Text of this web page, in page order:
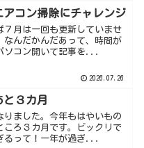
アコン掃除にチャレンジ
７月は一回も更新していませ
なんだかんだあって、時間が
ソコン開いて記事を...
2026.07.26
と３カ月
りました。今年もはやいもの
ころ３カ月です。ビックリで
るって！一年が過ぎ...